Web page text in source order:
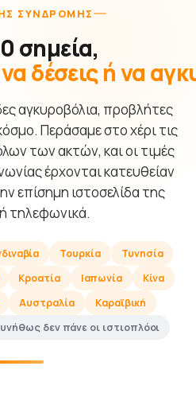
ΣΥΝΔΡΟΜΉΣ
σημεία,
δέσεις ή να
αγκυροβόλια, προβλήτες
Περάσαμε στο χέρι τις
των ακτών, και οι τιμές
έρχονται κατευθείαν
επίσημη ιστοσελίδα της
τηλεφωνικά.
Τουρκία
Τυνησία
Κροατία Ιαπωνία
Κίνα
Αυστραλία
Καραϊβική
δεν πάνε οι ιστιοπλόοι